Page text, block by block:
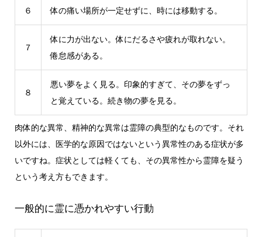
６ 体の痛い場所が一定せずに、時には移動する。
７
体に力が出ない。体にだるさや疲れが取れない。
倦怠感がある。
８
悪い夢をよく見る。印象的すぎて、その夢をずっ
と覚えている。続き物の夢を見る。
肉体的な異常、精神的な異常は霊障の典型的なものです。それ
以外には、医学的な原因ではないという異常性のある症状が多
いですね。症状としては軽くても、その異常性から霊障を疑う
という考え方もできます。
一般的に霊に憑かれやすい行動